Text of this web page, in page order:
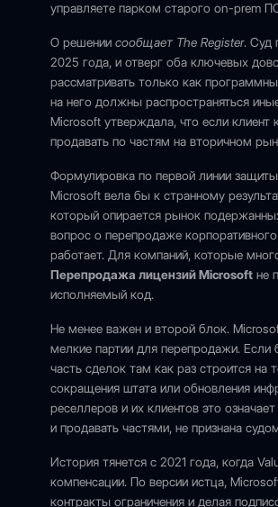
управляете парком старого on-prem
О решении сообщает The Register. Суд
2025 года, и отверг оба ключевых
рассматривать только как
на него должны распространяться
Microsoft утверждала, что если клиент
продавать по частям на вторичном
Формулировка по первой линии
Microsoft вела бы к странному
который опирается рынок
вопрос о перепродаже
работает. Для компаний, которые
Перепродажа лицензий Microsoft не
исполняемый код.
Не менее важен и второй блок.
мелкие партии для перепродажи. Если
часть сделок там как раз строится на
сокращения штата или обновления
реселлеров и их клиентов это
и продавать частями, не признана
История тянется с 2021 года, когда
компенсации. По версии истца,
контракты ограничения и делая